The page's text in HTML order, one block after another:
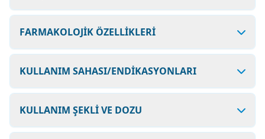
FARMAKOLOJİK ÖZELLİKLERİ
KULLANIM SAHASI/ENDİKASYONLARI
KULLANIM ŞEKLİ VE DOZU